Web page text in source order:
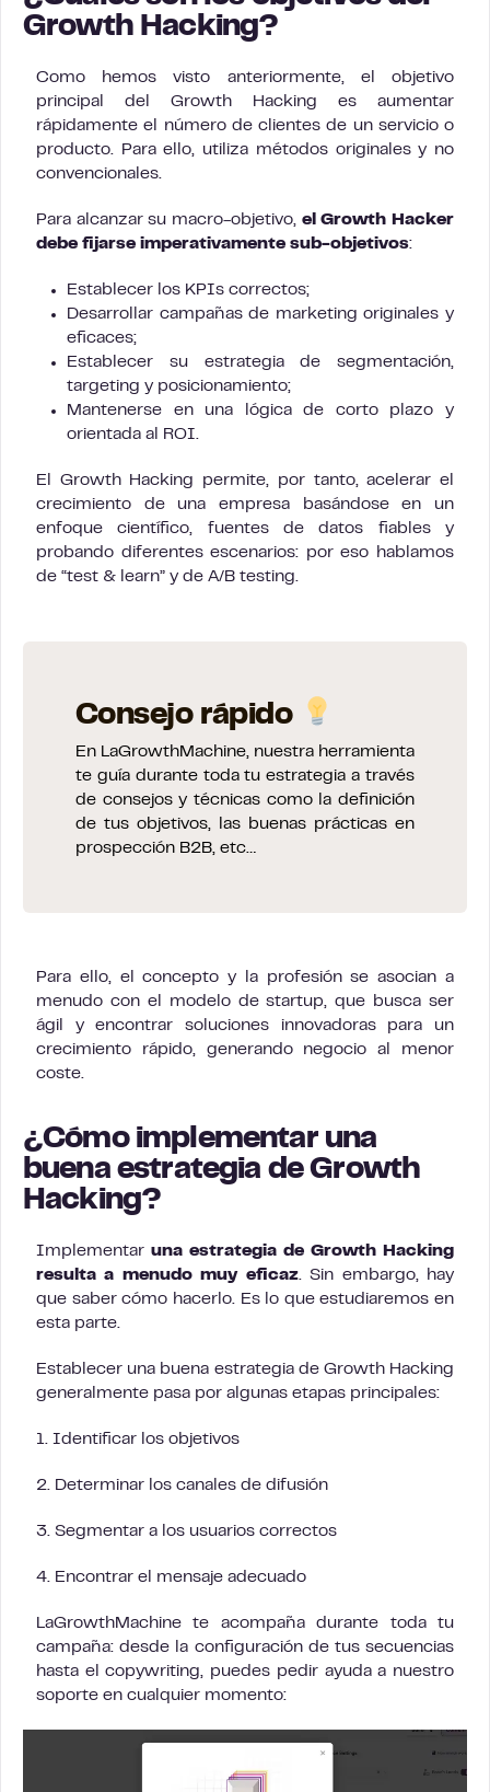
Growth Hacking?
Como hemos visto anteriormente, el objetivo
principal del Growth Hacking es aumentar
rápidamente el número de clientes de un servicio o
producto. Para ello, utiliza métodos originales y no
convencionales.
Para alcanzar su macro-objetivo, el Growth Hacker
debe fijarse imperativamente sub-objetivos:
Establecer los KPIs correctos;
Desarrollar campañas de marketing originales y
eficaces;
Establecer su estrategia de segmentación,
targeting y posicionamiento;
Mantenerse en una lógica de corto plazo y
orientada al ROI.
El Growth Hacking permite, por tanto, acelerar el
crecimiento de una empresa basándose en un
enfoque científico, fuentes de datos fiables y
probando diferentes escenarios: por eso hablamos
de “test & learn” y de A/B testing.
Consejo rápido
En LaGrowthMachine, nuestra herramienta
te guía durante toda tu estrategia a través
de consejos y técnicas como la definición
de tus objetivos, las buenas prácticas en
prospección B2B, etc…
Para ello, el concepto y la profesión se asocian a
menudo con el modelo de startup, que busca ser
ágil y encontrar soluciones innovadoras para un
crecimiento rápido, generando negocio al menor
coste.
¿Cómo implementar una
buena estrategia de Growth
Hacking?
Implementar una estrategia de Growth Hacking
resulta a menudo muy eficaz. Sin embargo, hay
que saber cómo hacerlo. Es lo que estudiaremos en
esta parte.
Establecer una buena estrategia de Growth Hacking
generalmente pasa por algunas etapas principales:
1. Identificar los objetivos
2. Determinar los canales de difusión
3. Segmentar a los usuarios correctos
4. Encontrar el mensaje adecuado
LaGrowthMachine te acompaña durante toda tu
campaña: desde la configuración de tus secuencias
hasta el copywriting, puedes pedir ayuda a nuestro
soporte en cualquier momento: